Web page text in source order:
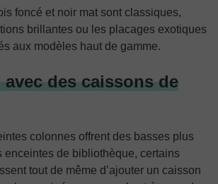
foncé et noir mat sont classiques,
brillantes ou les placages exotiques
aux modèles haut de gamme.
des caissons de
colonnes offrent des basses plus
enceintes de bibliothèque, certains
tout de même d’ajouter un caisson